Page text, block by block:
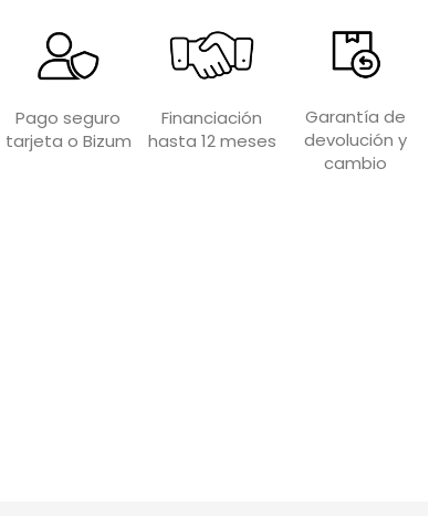
Pago seguro
tarjeta o Bizum
Financiación
hasta 12 meses
Garantía de
devolución y
cambio